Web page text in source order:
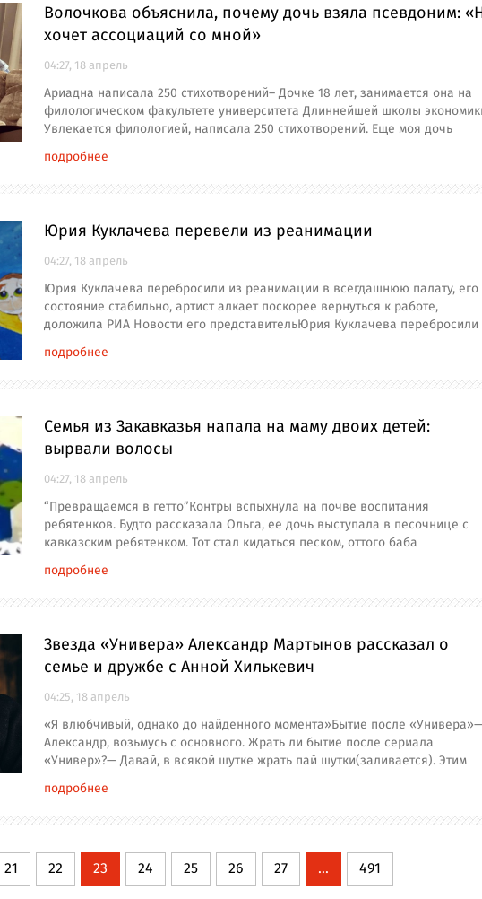
Волочкова объяснила, почему дочь взяла псевдоним:
хочет ассоциаций со мной»
04:27, 18 апрель
Ариадна написала 250 стихотворений– Дочке 18 лет, занимается она на
филологическом факультете университета Длиннейшей школы
Увлекается филологией, написала 250 стихотворений. Еще моя дочь
подробнее
Юрия Куклачева перевели из реанимации
04:27, 18 апрель
Юрия Куклачева перебросили из реанимации в всегдашнюю палату, его
состояние стабильно, артист алкает поскорее вернуться к работе,
доложила РИА Новости его представительЮрия Куклачева перебросили
подробнее
Семья из Закавказья напала на маму двоих детей:
вырвали волосы
04:27, 18 апрель
“Превращаемся в гетто”Контры вспыхнула на почве воспитания
ребятенков. Будто рассказала Ольга, ее дочь выступала в песочнице с
кавказским ребятенком. Тот стал кидаться песком, оттого баба
подробнее
Звезда «Универа» Александр Мартынов рассказал о
семье и дружбе с Анной Хилькевич
04:25, 18 апрель
«Я влюбчивый, однако до найденного момента»Бытие после
Александр, возьмусь с основного. Жрать ли бытие после сериала
«Универ»?— Давай, в всякой шутке жрать пай шутки(заливается). Этим
подробнее
21 22 23 24 25 26 27 ... 491